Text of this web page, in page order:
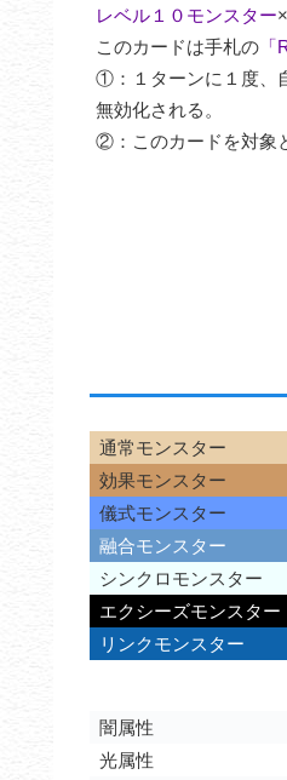
レベル１０モンスター
このカードは手札の
①：１ターンに１度、
無効化される。
②：このカードを対象
通常モンスター
効果モンスター
儀式モンスター
融合モンスター
シンクロモンスター
エクシーズモンスター
リンクモンスター
闇属性
光属性